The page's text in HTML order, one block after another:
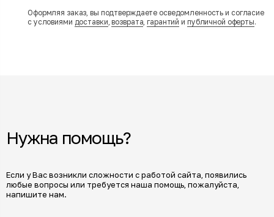
Оформляя заказ, вы подтверждаете осведомленность и согласие
с условиями доставки,возврата,гарантий и публичной оферты.
Нужна помощь?
Если у Вас возникли сложности с работой сайта, появились
любые вопросы или требуется наша помощь, пожалуйста,
напишите нам.